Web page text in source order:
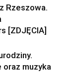
Rzeszowa.
[ZDJĘCIA]
oraz muzyka